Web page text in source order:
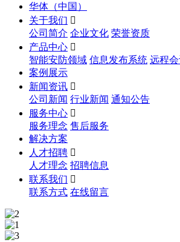
华体（中国）
关于我们 
公司简介 企业文化 荣誉资质
产品中心 
智能安防领域 信息发布系统 远程
案例展示
新闻资讯 
公司新闻 行业新闻 通知公告
服务中心 
服务理念 售后服务
解决方案
人才招聘 
人才理念 招聘信息
联系我们 
联系方式 在线留言